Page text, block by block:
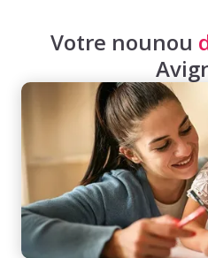
Votre nounou